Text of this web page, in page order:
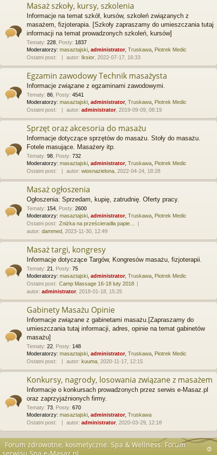
Masaż szkoły, kursy, szkolenia
Informacje na temat szkół, kursów, szkoleń związanych z
masażem, fizjoterapia. [Szkoły zapraszamy do umieszczania tutaj
informacji na temat prowadzonych szkoleń, kursów]
Tematy: 228 Posty: 1837
Moderatorzy: masaztajski administrator, Truskawa Piotrek Medic
Ostatni post:
autor: Iksior , 2022-07-17, 16:33
Egzamin zawodowy Technik masażysta
Informacje związane z egzaminami zawodowymi.
Tematy: 86 Posty: 4541
Moderatorzy: masaztajski administrator, Truskawa Piotrek Medic
Ostatni post:
autor: administrator, 2019-09-09, 08:19
Sprzęt oraz akcesoria do masażu
Informacje dotyczące sprzętów do masażu. Stoły do masażu.
Fotele masujące. Masażery itp.
Tematy: 98 Posty: 732
Moderatorzy: masaztajski administrator, Truskawa Piotrek Medic
Ostatni post:
autor: wiosnazielona , 2022-04-24, 18:28
Masaż ogłoszenia
Ogłoszenia: Sprzedam, kupię, zatrudnię. Oferty pracy.
Tematy: 154 Posty: 2600
Moderatorzy: masaztajski administrator, Truskawa Piotrek Medic
Ostatni post: Zniżka na prześcieradła papie…
autor: dammed , 2023-11-30, 12:49
Masaż targi, kongresy
Informacje dotyczące Targów, Kongresów masażu, fizjoterapii.
Tematy: 21 Posty: 75
Moderatorzy: masaztajski administrator, Truskawa Piotrek Medic
Ostatni post: Camp Massage 16-18 luty 2018
autor: administrator, 2018-01-18, 15:25
Gabinety Masażu Opinie
Informacje związane z gabinetami masażu.[Zapraszamy do
umieszczania tutaj informacji, adres, opinie na temat gabinetów
masażu]
Tematy: 22 Posty: 148
Moderatorzy: masaztajski administrator, Truskawa Piotrek Medic
Ostatni post:
autor: kuuma , 2020-11-17, 12:15
Konkursy, nagrody, losowania związane z masażem
Informacje o konkursach prowadzonych przez serwis e-Masaz.pl
oraz zaprzyjaźnionych firmy.
Tematy: 73 Posty: 670
Moderatorzy: masaztajski administrator, Truskawa
Ostatni post:
autor: administrator, 2020-03-29, 12:18
Forum zdrowotne, kosmetyczne. Spa & Wellness. Forum